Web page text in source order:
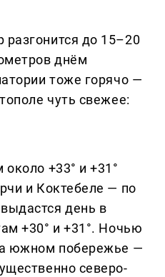
до 15–20
днём
тоже горячо —
чуть свежее:
+33° и +31°
и Коктебеле — по
день в
+30° и +31°. Ночью
южном побережье —
северо-